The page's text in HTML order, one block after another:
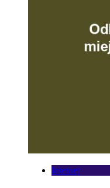
Internet